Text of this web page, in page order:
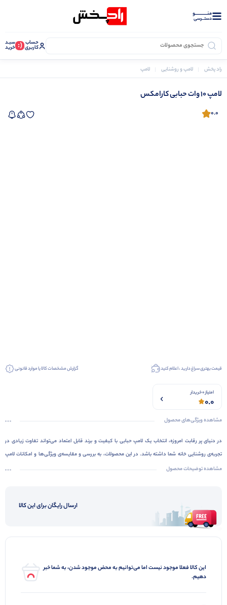
منــــــــــــو
دستــرسی
حساب
کاربری (: سبـد
خرید
راد پخش لامپ و روشنایی لامپ
لامپ 10 وات حبابی کارامکس
0.0
قیمت بهتری سراغ دارید ، اعلام کنید گزارش مشخصات کالا یا موارد قانونی
امتیاز 0 خریدار
0.0
مشاهده ویژگی‌های محصول
در دنیای پر رقابت امروزه، انتخاب یک لامپ حبابی با کیفیت و برند قابل اعتماد می‌تواند تفاوت زیادی در
تجربه‌ی روشنایی خانه شما داشته باشد. در این محصولات، به بررسی و مقایسه‌ی ویژگی‌ها و امکانات لامپ
حبابی برندکارامکسمی‌پردازیم تا شما را در انتخاب بهترین لامپ راهنمایی کنیم.مشاهده توضیحات محصول
ارسال رایگان برای این کالا
این کالا فعلا موجود نیست اما می‌توانیم به محض موجود شدن، به شما خبر
دهیم.